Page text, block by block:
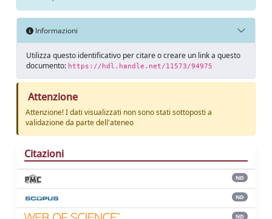
Informazioni
Utilizza questo identificativo per citare o creare un link a questo
documento: https://hdl.handle.net/11573/94975
Attenzione
Attenzione! I dati visualizzati non sono stati sottoposti a
validazione da parte dell'ateneo
Citazioni
ND
ND
ND